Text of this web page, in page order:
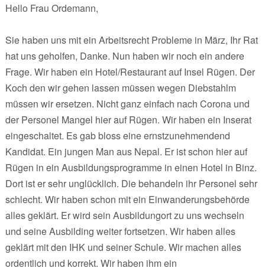
Hello Frau Ordemann,
Sie haben uns mit ein Arbeitsrecht Probleme in März, Ihr Rat
hat uns geholfen, Danke. Nun haben wir noch ein andere
Frage. Wir haben ein Hotel/Restaurant auf Insel Rügen. Der
Koch den wir gehen lassen müssen wegen Diebstahlm
müssen wir ersetzen. Nicht ganz einfach nach Corona und
der Personel Mangel hier auf Rügen. Wir haben ein Inserat
eingeschaltet. Es gab bloss eine ernstzunehmendend
Kandidat. Ein jungen Man aus Nepal. Er ist schon hier auf
Rügen in ein Ausbildungsprogramme in einen Hotel in Binz.
Dort ist er sehr unglücklich. Die behandeln ihr Personel sehr
schlecht. Wir haben schon mit ein Einwanderungsbehörde
alles geklärt. Er wird sein Ausbildungort zu uns wechseln
und seine Ausbilding weiter fortsetzen. Wir haben alles
geklärt mit den IHK und seiner Schule. Wir machen alles
ordentlich und korrekt. Wir haben ihm ein